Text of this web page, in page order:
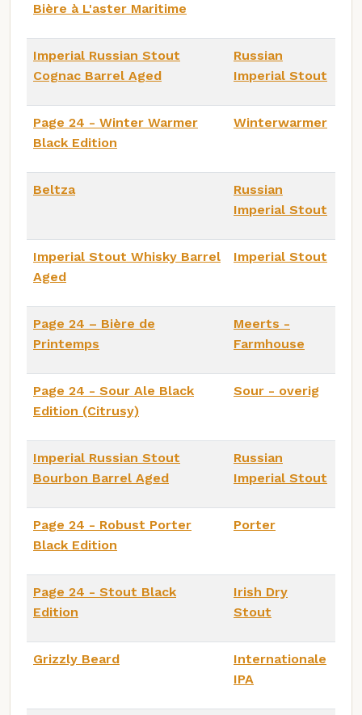
Bière à L'aster Maritime
Imperial Russian Stout
Cognac Barrel Aged
Russian
Imperial Stout
Page 24 - Winter Warmer
Black Edition
Winterwarmer
Beltza
Russian
Imperial Stout
Imperial Stout Whisky Barrel
Aged
Imperial Stout
Page 24 – Bière de
Printemps
Meerts -
Farmhouse
Page 24 - Sour Ale Black
Edition (Citrusy)
Sour - overig
Imperial Russian Stout
Bourbon Barrel Aged
Russian
Imperial Stout
Page 24 - Robust Porter
Black Edition
Porter
Page 24 - Stout Black
Edition
Irish Dry
Stout
Grizzly Beard
Internationale
IPA